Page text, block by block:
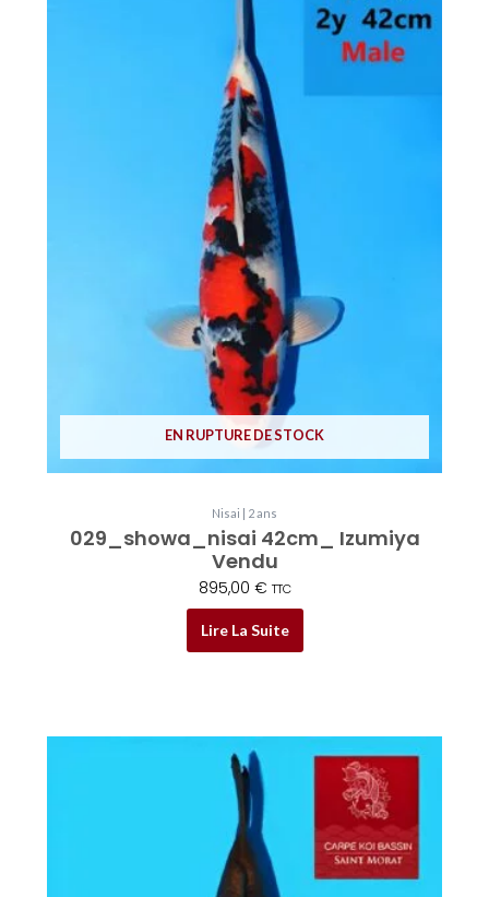
EN RUPTURE DE STOCK
Nisai | 2 ans
029_showa_nisai 42cm_ Izumiya
Vendu
895,00 € TTC
Lire La Suite